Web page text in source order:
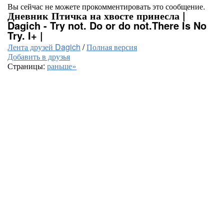
Вы сейчас не можете прокомментировать это сообщение.
Дневник Птичка на хвосте принесла |
Dagich - Try not. Do or do not.There Is No
Try. I+ |
Лента друзей Dagich /Полная версия
Добавить в друзья
Страницы: раньше»